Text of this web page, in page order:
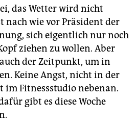
das Wetter wird nicht
nach wie vor Präsident der
sich eigentlich nur noch
ziehen zu wollen. Aber
der Zeitpunkt, um in
Keine Angst, nicht in der
im Fitnessstudio nebenan.
gibt es diese Woche